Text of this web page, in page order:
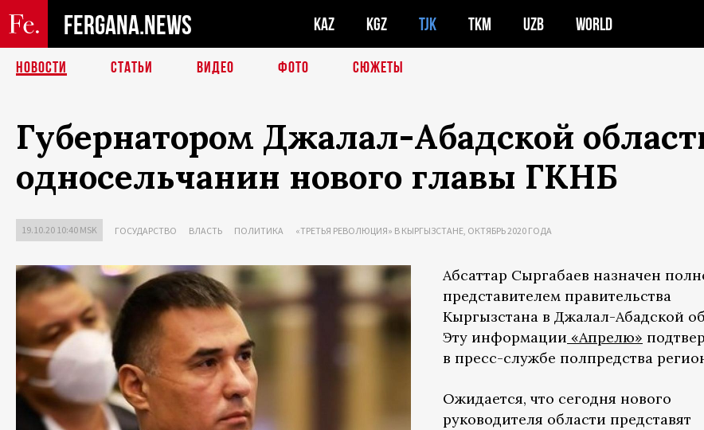
FERGANA.NEWS KAZ KGZ TJK TKM UZB WORLD
НОВОСТИ СТАТЬИ ВИДЕО ФОТО СЮЖЕТЫ
Губернатором Джалал-Абадской
односельчанин нового главы ГКНБ
19.10.20 10:40 MSK ГОСУДАРСТВО ВЛАСТЬ ПОЛИТИКА «ТРЕТЬЯ РЕВОЛЮЦИЯ» В КЫРГЫЗСТАНЕ, ОКТЯБРЬ 2020 ГОДА
Абсаттар Сыргабаев назначен
представителем правительства
Кыргызстана в Джалал-Абадской
Эту информации «Апрелю»
в пресс-службе полпредства
Ожидается, что сегодня нового
руководителя области представят